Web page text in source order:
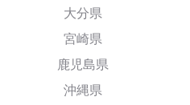
大分県
宮崎県
鹿児島県
沖縄県